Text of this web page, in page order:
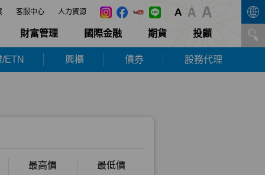
客服中心 人力資源
財富管理 國際金融 期貨 投顧
ETN 興櫃 債券 股務代理